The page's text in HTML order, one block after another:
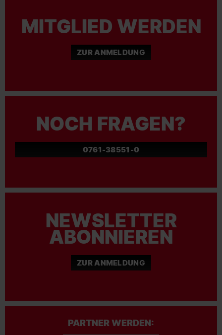
NOCH FRAGEN?
NEWSLETTER
ABONNIEREN
ZUR ANMELDUNG
PARTNER WERDEN:
ZUR ANFRAGE